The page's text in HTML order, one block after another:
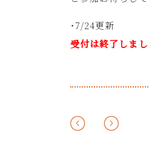
・7/24更新
受付は終了しまし